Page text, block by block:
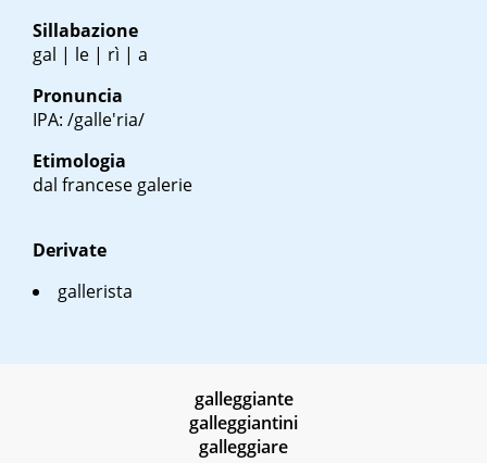
Sillabazione
gal | le | rì | a
Pronuncia
IPA: /galle'ria/
Etimologia
dal francese galerie
Derivate
gallerista
galleggiante
galleggiantini
galleggiare